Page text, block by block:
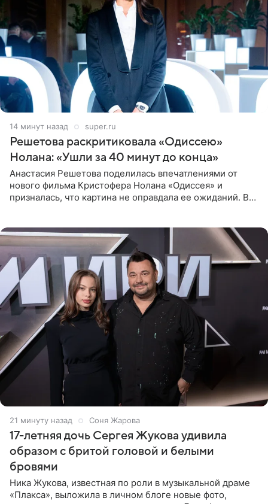
14 минут назад super.ru
Решетова раскритиковала «Одиссею»
Нолана: «Ушли за 40 минут до конца»
Анастасия Решетова поделилась впечатлениями от
нового фильма Кристофера Нолана «Одиссея» и
призналась, что картина не оправдала ее ожиданий. В
21 минуту назад Соня Жарова
17-летняя дочь Сергея Жукова удивила
образом с бритой головой и белыми
бровями
Ника Жукова, известная по роли в музыкальной драме
«Плакса», выложила в личном блоге новые фото,